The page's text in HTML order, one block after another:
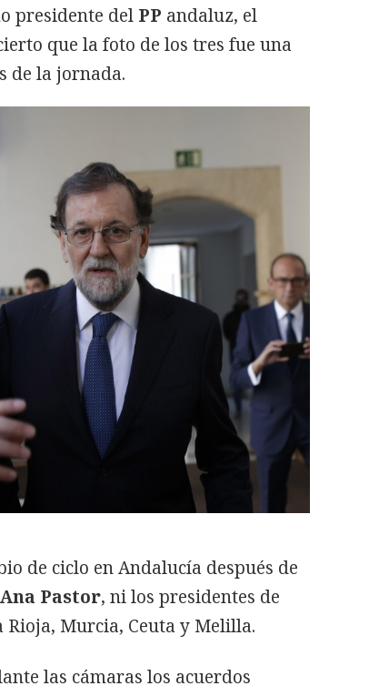
presidente del PP andaluz, el
que la foto de los tres fue una
de la jornada.
de ciclo en Andalucía después de
Ana Pastor, ni los presidentes de
Murcia, Ceuta y Melilla.
las cámaras los acuerdos